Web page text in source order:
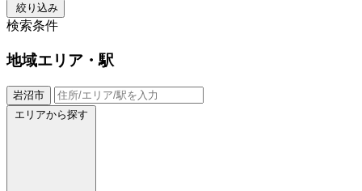
絞り込み
検索条件
地域エリア・駅
岩沼市
エリアから探す